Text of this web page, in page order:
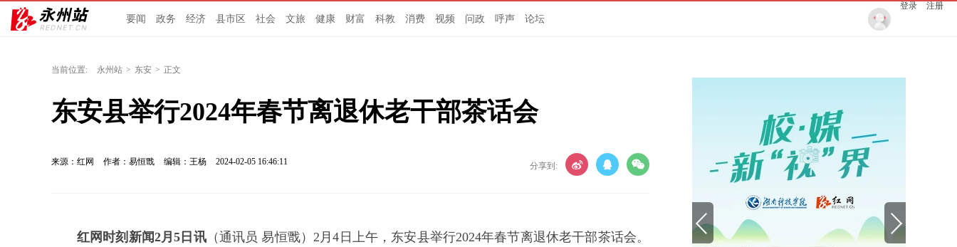
要闻 政务 经济 县市区 社会 文旅 健康 财富 科教 消费 视频 问政 呼声 论坛
登录 注册
当前位置: 永州站 > 东安 > 正文
东安县举行2024年春节离退休老干部茶话会
来源：红网 作者：易恒戬 编辑：王杨 2024-02-05 16:46:11 分享到:
红网时刻新闻2月5日讯（通讯员 易恒戬）2月4日上午，东安县举行2024年春节离退休老干部茶话会。